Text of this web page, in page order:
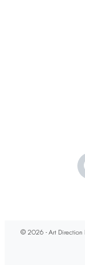
© 2026 - Art Direction